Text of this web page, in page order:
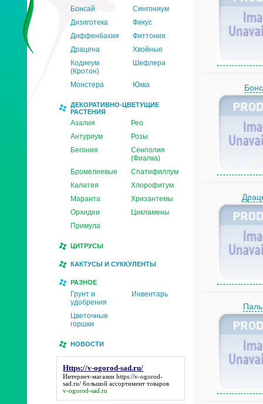
Бонсай
Сингониум
Дизиготека
Фикус
Диффенбахия
Фиттония
Драцена
Хвойные
Кодиеум
(Кротон)
Шефлера
Монстера Юкка
ДЕКОРАТИВНО-ЦВЕТУЩИЕ
РАСТЕНИЯ
Азалия
Рео
Антуриум
Розы
Бегония
Сенполия
(Фиалка)
Бромелиевые
Спатифиллум
Калатея
Хлорофитум
Маранта
Хризантемы
Орхидеи
Цикламены
Примула
ЦИТРУСЫ
КАКТУСЫ И СУККУЛЕНТЫ
РАЗНОЕ
Грунт и
удобрения
Инвентарь
Цветочные
горшки
НОВОСТИ
Https://v-ogorod-sad.ru/
Интернет-магазинhttps://v-ogorod-
sad.ru/ большой ассортимент товаров
v-ogorod-sad.ru